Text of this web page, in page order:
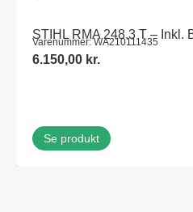
STIHL RMA 248.3 T – Inkl.
Varenummer: WA210111435
6.150,00 kr.
Se produkt